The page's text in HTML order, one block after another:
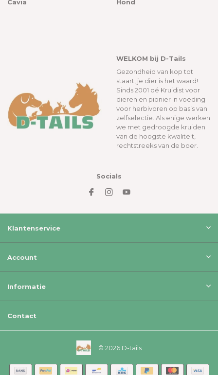
Cavia Hond
WELKOM bij D-Tails
Gezondheid van kop tot
staart, je dier is het waard!
Sinds 2001 dé Kruidist voor
dieren en pionier in voeding
voor herbivoren op basis van
zelfselectie. Als enige werken
we met gedroogde kruiden
van de hoogste kwaliteit,
rechtstreeks van de boer.
Socials
Klantenservice
Account
Informatie
Contact
© 2026 D-tails